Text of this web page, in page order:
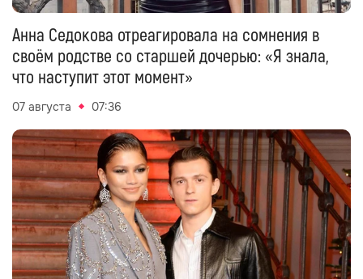
Анна Седокова отреагировала на сомнения в
своём родстве со старшей дочерью: «Я знала,
что наступит этот момент»
07 августа 07:36